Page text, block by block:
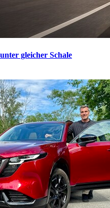
gleicher Schale